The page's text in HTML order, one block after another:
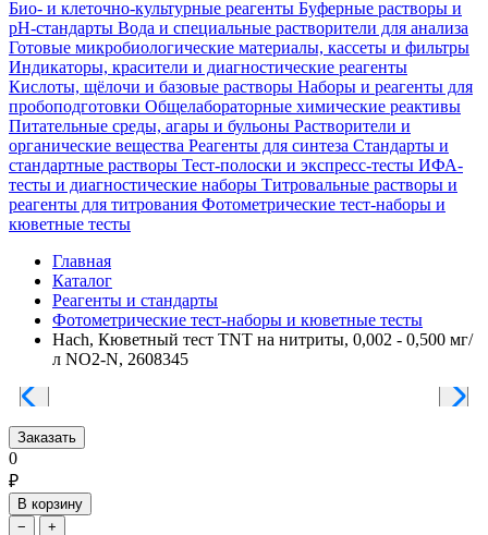
Био- и клеточно-культурные реагенты Буферные растворы и
pH-стандарты Вода и специальные растворители для анализа
Готовые микробиологические материалы, кассеты и фильтры
Индикаторы, красители и диагностические реагенты
Кислоты, щёлочи и базовые растворы Наборы и реагенты для
пробоподготовки Общелабораторные химические реактивы
Питательные среды, агары и бульоны Растворители и
органические вещества Реагенты для синтеза Стандарты и
стандартные растворы Тест-полоски и экспресс-тесты ИФА-
тесты и диагностические наборы Титровальные растворы и
реагенты для титрования Фотометрические тест-наборы и
кюветные тесты
Главная
Каталог
Реагенты и стандарты
Фотометрические тест-наборы и кюветные тесты
Hach, Кюветный тест TNT на нитриты, 0,002 - 0,500 мг/
л NO2-N, 2608345
Заказать
0
₽
В корзину
−
+